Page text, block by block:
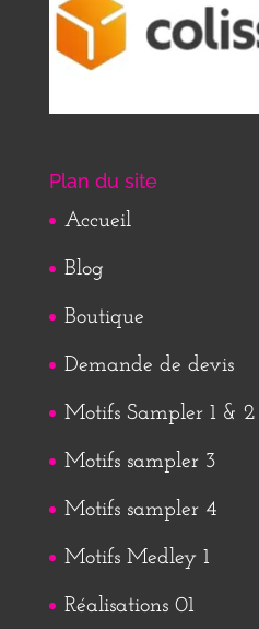
Plan du site
Accueil
Blog
Boutique
Demande de devis
Motifs Sampler 1 & 2
Motifs sampler 3
Motifs sampler 4
Motifs Medley 1
Réalisations 01